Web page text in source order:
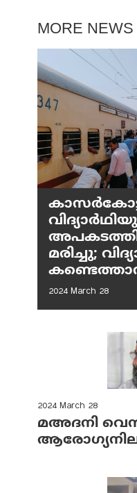
MORE
മരിച്ചു;
2024 March 28
2024 March 28
മഅദനി